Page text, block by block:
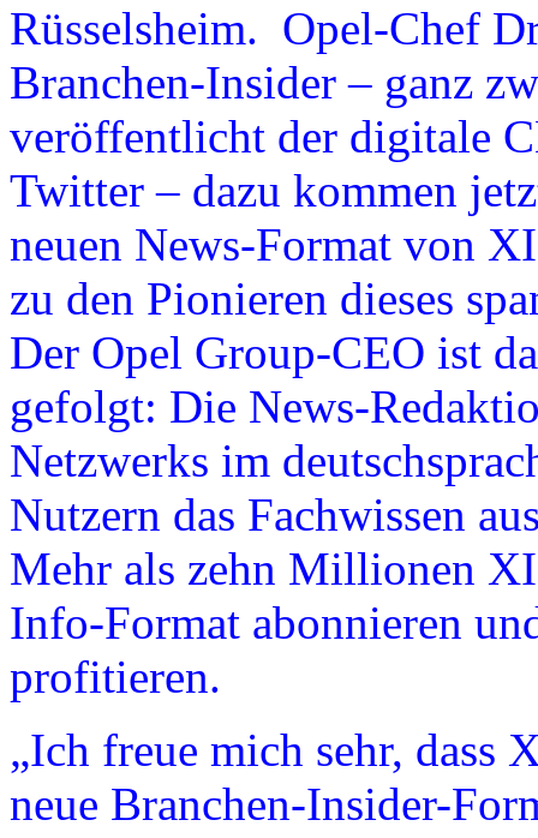
Rüsselsheim. Opel-Chef
Branchen-Insider – ganz
veröffentlicht der digitale
Twitter – dazu kommen
neuen News-Format von
zu den Pionieren dieses
Der Opel Group-CEO ist
gefolgt: Die News-
Netzwerks im
Nutzern das Fachwissen
Mehr als zehn Millionen
Info-Format abonnieren
profitieren.
„Ich freue mich sehr, dass
neue Branchen-Insider-